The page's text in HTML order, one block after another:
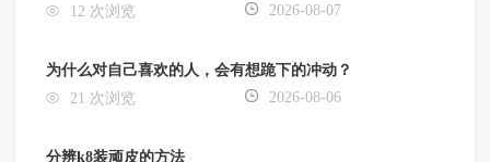
12 次浏览
2026-08-07
为什么对自己喜欢的人，会有想跪下的冲动？
21 次浏览
2026-08-06
分辨k8装顽皮的方法